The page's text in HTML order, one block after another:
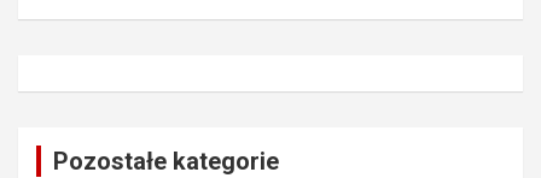
Pozostałe kategorie